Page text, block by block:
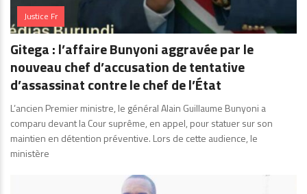
Justice Fr
Gitega : l’affaire Bunyoni aggravée par le
nouveau chef d’accusation de tentative
d’assassinat contre le chef de l’État
L’ancien Premier ministre, le général Alain Guillaume Bunyoni a
comparu devant la Cour suprême, en appel, pour statuer sur son
maintien en détention préventive. Lors de cette audience, le
ministère